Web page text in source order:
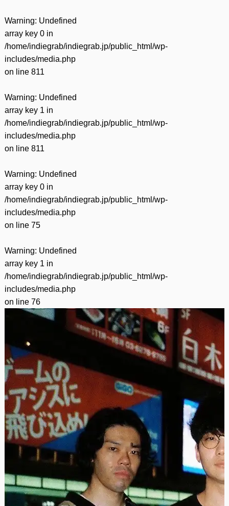
Warning: Undefined
array key 0 in
/home/indiegrab/indiegrab.jp/public_html/wp-
includes/media.php
on line 811
Warning: Undefined
array key 1 in
/home/indiegrab/indiegrab.jp/public_html/wp-
includes/media.php
on line 811
Warning: Undefined
array key 0 in
/home/indiegrab/indiegrab.jp/public_html/wp-
includes/media.php
on line 75
Warning: Undefined
array key 1 in
/home/indiegrab/indiegrab.jp/public_html/wp-
includes/media.php
on line 76